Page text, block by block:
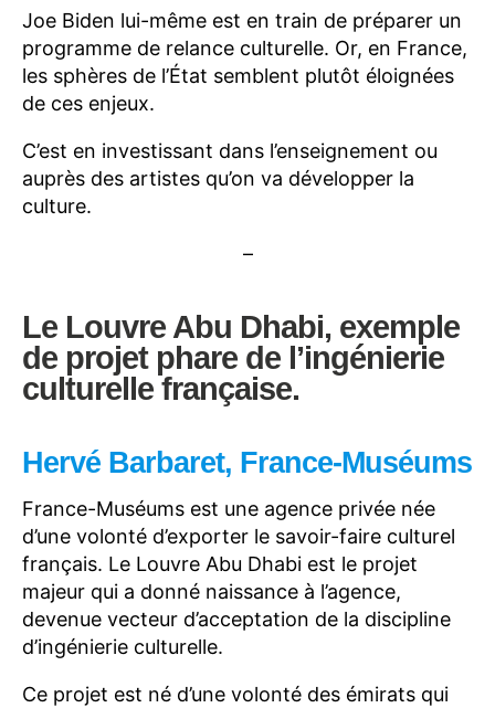
Joe Biden lui-même est en train de préparer un
programme de relance culturelle. Or, en France,
les sphères de l’État semblent plutôt éloignées
de ces enjeux.
C’est en investissant dans l’enseignement ou
auprès des artistes qu’on va développer la
culture.
–
Le Louvre Abu Dhabi, exemple
de projet phare de l’ingénierie
culturelle française.
Hervé Barbaret, France-Muséums
France-Muséums est une agence privée née
d’une volonté d’exporter le savoir-faire culturel
français. Le Louvre Abu Dhabi est le projet
majeur qui a donné naissance à l’agence,
devenue vecteur d’acceptation de la discipline
d’ingénierie culturelle.
Ce projet est né d’une volonté des émirats qui